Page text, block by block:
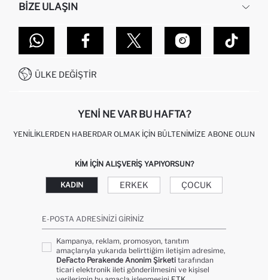
KURUMSAL SATIŞ
DEFACTO TEKNOLOJI
SITEMAP
SIPARIŞIMI NASIL TAKIP EDERIM?
NASIL İADE EDERIM?
GIFT CLUB SIKÇA SORULAN SORULAR
İŞLEM REHBERI
KAMPANYALAR
BIZE ULAŞIN
MAĞAZALARIMIZ
İLETIŞIM FORMU
0850 333 22 86
ÜLKE DEĞIŞTIR
YENI NE VAR BU HAFTA?
YENILIKLERDEN HABERDAR OLMAK İÇIN BÜLTENIMIZE ABONE OLUN
KIM IÇIN ALIŞVERIŞ YAPIYORSUN?
KADIN ERKEK ÇOCUK
E-POSTA ADRESINIZI GIRINIZ
Kampanya, reklam, promosyon, tanıtım
amaçlarıyla yukarıda belirttiğim iletişim adresime,
DeFacto Perakende Anonim Şirketi tarafından
ticari elektronik ileti gönderilmesini ve kişisel